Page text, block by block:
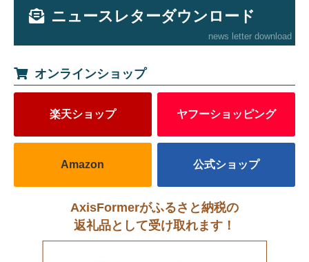
ニュースレターダウンロード
news letter download
オンラインショップ
楽天ショップ ヤフーショッピング
Amazon 公式ショップ
AxisFormerがふるさと納税の
返礼品として受け取れます！